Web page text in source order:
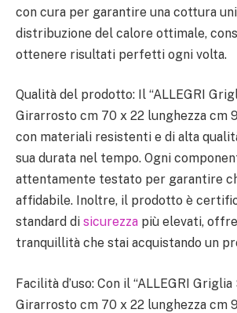
con cura per garantire una cottura
distribuzione del calore ottimale,
ottenere risultati perfetti ogni volta.
Qualità del prodotto: Il “ALLEGRI
Girarrosto cm 70 x 22 lunghezza cm
con materiali resistenti e di alta
sua durata nel tempo. Ogni
attentamente testato per garantire
affidabile. Inoltre, il prodotto è
standard di sicurezza più elevati,
tranquillità che stai acquistando un
Facilità d’uso: Con il “ALLEGRI
Girarrosto cm 70 x 22 lunghezza cm